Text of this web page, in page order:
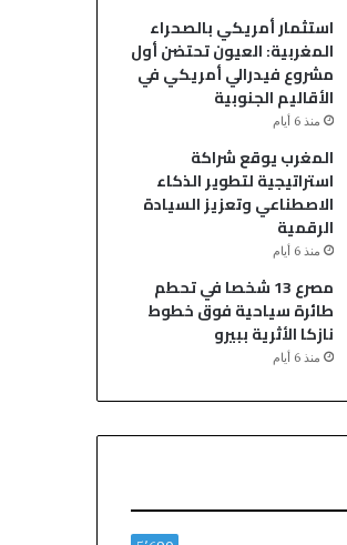
استثمار أمريكي بالصحراء
المغربية: العيون تحتضن أول
مشروع فيدرالي أمريكي في
الأقاليم الجنوبية
منذ 6 أيام
المغرب يوقع شراكة
استراتيجية لتطوير الذكاء
الاصطناعي وتعزيز السيادة
الرقمية
منذ 6 أيام
مصرع 13 شخصا في تحطم
طائرة سياحية فوق خطوط
نازكا الأثرية ببيرو
منذ 6 أيام